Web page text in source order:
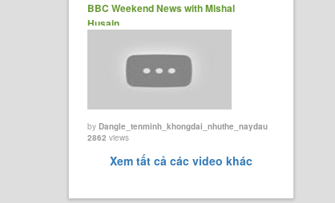
BBC Weekend News with Mishal
Husain.
byDangle_tenminh_khongdai_nhuthe_naydau
2862 views
Xem tất cả các video khác